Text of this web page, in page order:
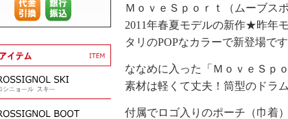
ＭｏｖｅＳｐｏｒｔ（ムーブス
2011年春夏モデルの新作★昨年
タリのPOPなカラーで新登場です
ななめに入った「ＭｏｖｅＳｐ
素材は軽くて丈夫！筒型のドラ
付属でロゴ入りのポーチ（巾着